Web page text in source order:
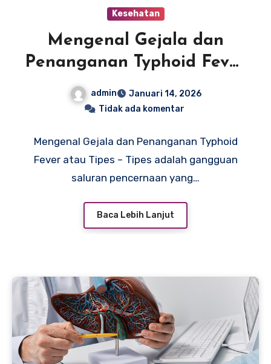
Kesehatan
Mengenal Gejala dan
Penanganan Typhoid Fever
admin
Januari 14, 2026
Tidak ada komentar
Mengenal Gejala dan Penanganan Typhoid
Fever atau Tipes – Tipes adalah gangguan
saluran pencernaan yang…
Baca Lebih Lanjut